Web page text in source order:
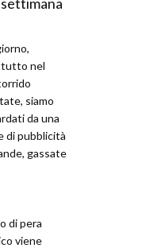
nel
siamo
da una
di pubblicità
gassate
di pera
viene